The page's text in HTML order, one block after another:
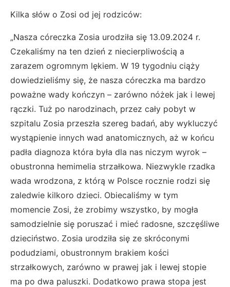
Kilka słów o Zosi od jej rodziców:
„Nasza córeczka Zosia urodziła się 13.09.2024 r.
Czekaliśmy na ten dzień z niecierpliwością a
zarazem ogromnym lękiem. W 19 tygodniu ciąży
dowiedzieliśmy się, że nasza córeczka ma bardzo
poważne wady kończyn – zarówno nóżek jak i lewej
rączki. Tuż po narodzinach, przez cały pobyt w
szpitalu Zosia przeszła szereg badań, aby wykluczyć
wystąpienie innych wad anatomicznych, aż w końcu
padła diagnoza która była dla nas niczym wyrok –
obustronna hemimelia strzałkowa. Niezwykle rzadka
wada wrodzona, z którą w Polsce rocznie rodzi się
zaledwie kilkoro dzieci. Obiecaliśmy w tym
momencie Zosi, że zrobimy wszystko, by mogła
samodzielnie się poruszać i mieć radosne, szczęśliwe
dzieciństwo. Zosia urodziła się ze skróconymi
podudziami, obustronnym brakiem kości
strzałkowych, zarówno w prawej jak i lewej stopie
ma po dwa paluszki. Dodatkowo prawa stopa jest